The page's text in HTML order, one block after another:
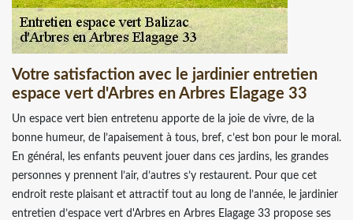
Votre satisfaction avec le jardinier entretien
espace vert d'Arbres en Arbres Elagage 33
Un espace vert bien entretenu apporte de la joie de vivre, de la
bonne humeur, de l’apaisement à tous, bref, c’est bon pour le moral.
En général, les enfants peuvent jouer dans ces jardins, les grandes
personnes y prennent l’air, d’autres s’y restaurent. Pour que cet
endroit reste plaisant et attractif tout au long de l’année, le jardinier
entretien d’espace vert d'Arbres en Arbres Elagage 33 propose ses